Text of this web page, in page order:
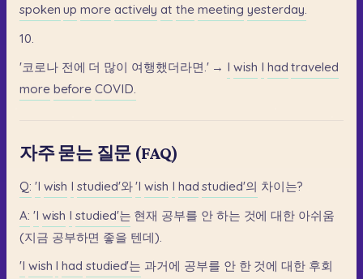
spoken up more actively at the meeting yesterday.
10.
'코로나 전에 더 많이 여행했더라면.' → I wish I had traveled
more before COVID.
자주 묻는 질문 (FAQ)
Q: 'I wish I studied'와 'I wish I had studied'의 차이는?
A: 'I wish I studied'는 현재 공부를 안 하는 것에 대한 아쉬움
(지금 공부하면 좋을 텐데).
'I wish I had studied'는 과거에 공부를 안 한 것에 대한 후회